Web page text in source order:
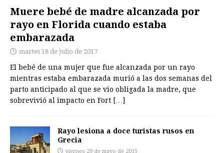
Muere bebé de madre alcanzada por
rayo en Florida cuando estaba
embarazada
martes 18 de julio de 2017
El bebé de una mujer que fue alcanzada por un rayo
mientras estaba embarazada murió a las dos semanas del
parto anticipado al que se vio obligada la madre, que
sobrevivió al impacto en Fort […]
Rayo lesiona a doce turistas rusos en
Grecia
viernes 29 de mayo de 2015